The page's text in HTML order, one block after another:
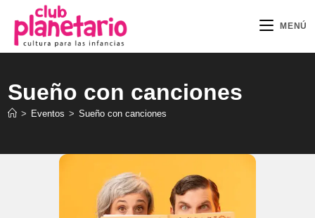
contenido
MENÚ
Sueño con canciones
> Eventos > Sueño con canciones